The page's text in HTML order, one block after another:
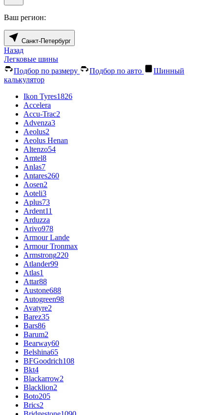
Ваш регион:
Санкт-Петербург
Назад
Легковые шины
Подбор по размеру
Подбор по авто
Шинный
калькулятор
Ikon Tyres1826
Accelera
Accu-Trac2
Advenza3
Aeolus2
Aeolus Henan
Altenzo54
Amtel8
Anlas7
Antares260
Aosen2
Aoteli3
Aplus73
Ardent11
Arduzza
Arivo978
Armour Lande
Armour Tronmax
Armstrong220
Atlander99
Atlas1
Attar88
Austone688
Autogreen98
Avatyre2
Barez35
Bars86
Barum2
Bearway60
Belshina65
BFGoodrich108
Bkt4
Blackarrow2
Blacklion2
Boto205
Brics2